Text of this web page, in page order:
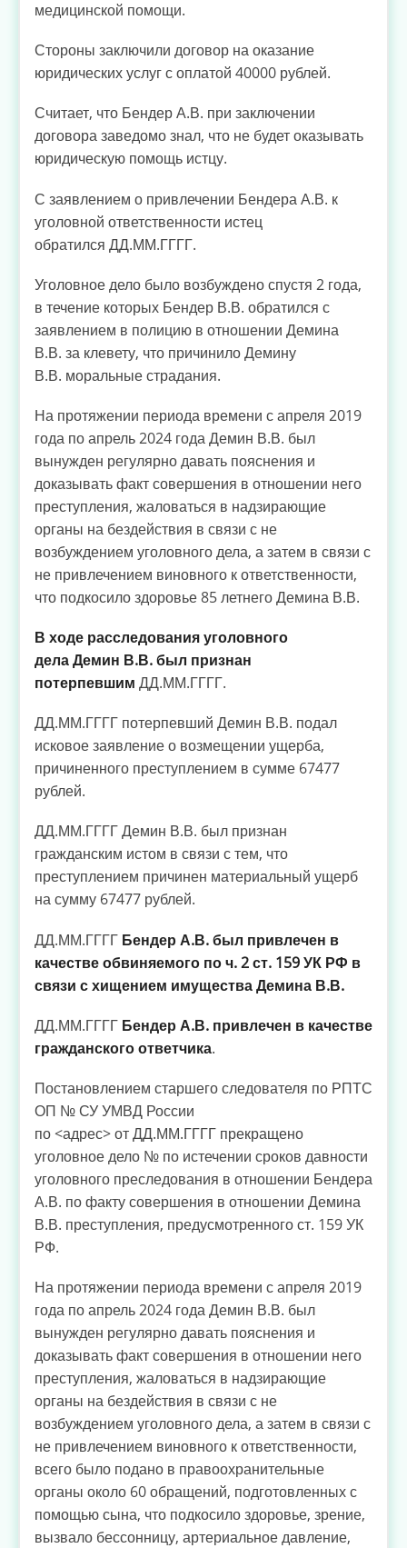
медицинской помощи.
Стороны заключили договор на оказание
юридических услуг с оплатой 40000 рублей.
Считает, что Бендер А.В. при заключении
договора заведомо знал, что не будет оказывать
юридическую помощь истцу.
С заявлением о привлечении Бендера А.В. к
уголовной ответственности истец
обратился ДД.ММ.ГГГГ.
Уголовное дело было возбуждено спустя 2 года,
в течение которых Бендер В.В. обратился с
заявлением в полицию в отношении Демина
В.В. за клевету, что причинило Демину
В.В. моральные страдания.
На протяжении периода времени с апреля 2019
года по апрель 2024 года Демин В.В. был
вынужден регулярно давать пояснения и
доказывать факт совершения в отношении него
преступления, жаловаться в надзирающие
органы на бездействия в связи с не
возбуждением уголовного дела, а затем в связи с
не привлечением виновного к ответственности,
что подкосило здоровье 85 летнего Демина В.В.
В ходе расследования уголовного
дела Демин В.В. был признан
потерпевшим ДД.ММ.ГГГГ.
ДД.ММ.ГГГГ потерпевший Демин В.В. подал
исковое заявление о возмещении ущерба,
причиненного преступлением в сумме 67477
рублей.
ДД.ММ.ГГГГ Демин В.В. был признан
гражданским истом в связи с тем, что
преступлением причинен материальный ущерб
на сумму 67477 рублей.
ДД.ММ.ГГГГ Бендер А.В. был привлечен в
качестве обвиняемого по ч. 2 ст. 159 УК РФ в
связи с хищением имущества Демина В.В.
ДД.ММ.ГГГГ Бендер А.В. привлечен в качестве
гражданского ответчика.
Постановлением старшего следователя по РПТС
ОП № СУ УМВД России
по <адрес> от ДД.ММ.ГГГГ прекращено
уголовное дело № по истечении сроков давности
уголовного преследования в отношении Бендера
А.В. по факту совершения в отношении Демина
В.В. преступления, предусмотренного ст. 159 УК
РФ.
На протяжении периода времени с апреля 2019
года по апрель 2024 года Демин В.В. был
вынужден регулярно давать пояснения и
доказывать факт совершения в отношении него
преступления, жаловаться в надзирающие
органы на бездействия в связи с не
возбуждением уголовного дела, а затем в связи с
не привлечением виновного к ответственности,
всего было подано в правоохранительные
органы около 60 обращений, подготовленных с
помощью сына, что подкосило здоровье, зрение,
вызвало бессонницу, артериальное давление,